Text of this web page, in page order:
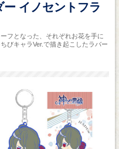
イノセントフラ
フとなった、それぞれお花を手に
びキャラVer.で描き起こしたラバー